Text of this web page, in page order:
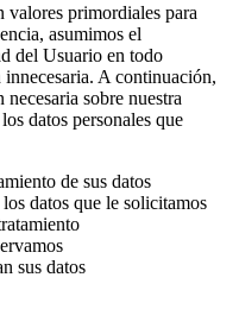
primordiales para
asumimos el
del Usuario en todo
A continuación,
sobre nuestra
datos personales que
de sus datos
datos que le solicitamos
sus datos